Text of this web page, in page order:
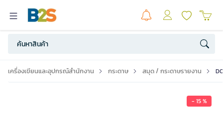
เครื่องเขียนและอุปกรณ์สำนักงาน กระดาษ สมุด / กระดาษรายงาน
- 15 %